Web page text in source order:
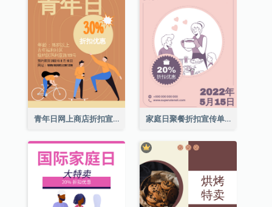
青年日网上商店折扣宣传单张 家庭日聚餐折扣宣传单张